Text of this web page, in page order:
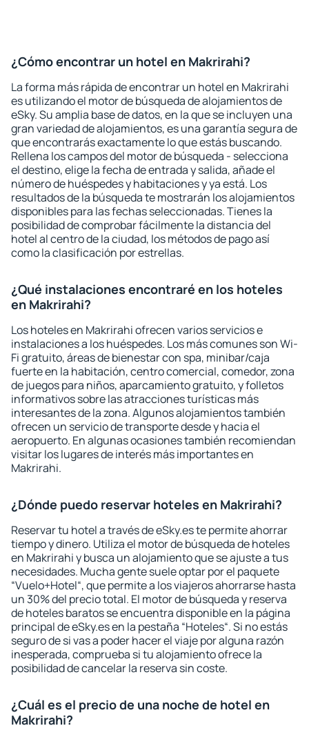
¿Cómo encontrar un hotel en Makrirahi?
La forma más rápida de encontrar un hotel en Makrirahi
es utilizando el motor de búsqueda de alojamientos de
eSky. Su amplia base de datos, en la que se incluyen una
gran variedad de alojamientos, es una garantía segura de
que encontrarás exactamente lo que estás buscando.
Rellena los campos del motor de búsqueda - selecciona
el destino, elige la fecha de entrada y salida, añade el
número de huéspedes y habitaciones y ya está. Los
resultados de la búsqueda te mostrarán los alojamientos
disponibles para las fechas seleccionadas. Tienes la
posibilidad de comprobar fácilmente la distancia del
hotel al centro de la ciudad, los métodos de pago así
como la clasificación por estrellas.
¿Qué instalaciones encontraré en los hoteles
en Makrirahi?
Los hoteles en Makrirahi ofrecen varios servicios e
instalaciones a los huéspedes. Los más comunes son Wi-
Fi gratuito, áreas de bienestar con spa, minibar/caja
fuerte en la habitación, centro comercial, comedor, zona
de juegos para niños, aparcamiento gratuito, y folletos
informativos sobre las atracciones turísticas más
interesantes de la zona. Algunos alojamientos también
ofrecen un servicio de transporte desde y hacia el
aeropuerto. En algunas ocasiones también recomiendan
visitar los lugares de interés más importantes en
Makrirahi.
¿Dónde puedo reservar hoteles en Makrirahi?
Reservar tu hotel a través de eSky.es te permite ahorrar
tiempo y dinero. Utiliza el motor de búsqueda de hoteles
en Makrirahi y busca un alojamiento que se ajuste a tus
necesidades. Mucha gente suele optar por el paquete
“Vuelo+Hotel“, que permite a los viajeros ahorrarse hasta
un 30% del precio total. El motor de búsqueda y reserva
de hoteles baratos se encuentra disponible en la página
principal de eSky.es en la pestaña “Hoteles“. Si no estás
seguro de si vas a poder hacer el viaje por alguna razón
inesperada, comprueba si tu alojamiento ofrece la
posibilidad de cancelar la reserva sin coste.
¿Cuál es el precio de una noche de hotel en
Makrirahi?